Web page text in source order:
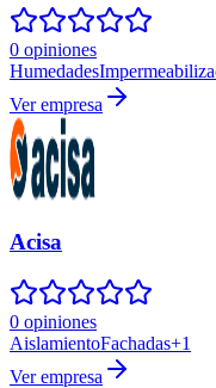
0 opiniones
Humedades
Ver empresa
Acisa
0 opiniones
AislamientoFachadas+1
Ver empresa